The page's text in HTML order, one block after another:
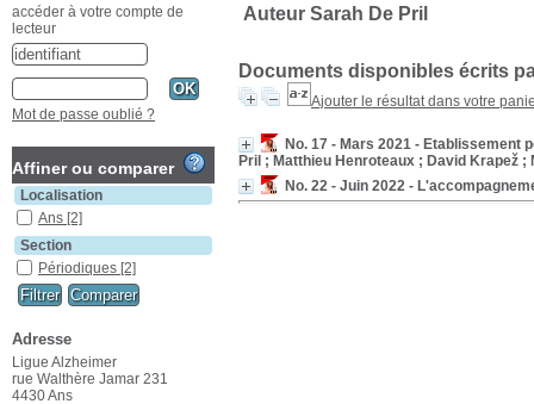
Auteur Sarah De Pril
Documents disponibles écrits
Ajouter le résultat dans votre
No. 17 - Mars 2021 - Etablissement
Pril ; Matthieu Henroteaux ; David Krapež
No. 22 - Juin 2022 -
accéder à votre compte de
lecteur
Mot de passe oublié ?
Affiner ou comparer
Localisation
Ans [2]
Section
Périodiques [2]
Adresse
Ligue Alzheimer
rue Walthère Jamar 231
4430 Ans